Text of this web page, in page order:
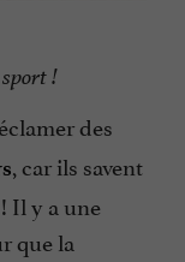
!
des
, car ils savent
Il y a une
que la